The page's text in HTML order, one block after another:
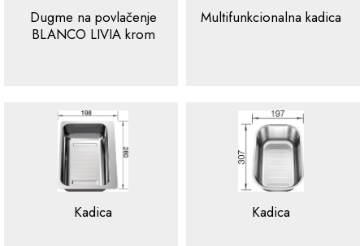
Dugme na povlačenje
BLANCO LIVIA krom
Multifunkcionalna kadica
Kadica Kadica